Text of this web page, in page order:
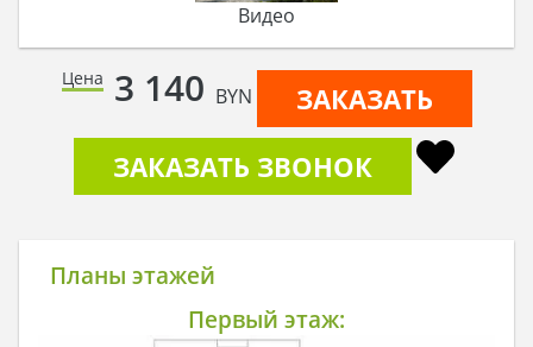
Видео
Цена 3 140 BYN
ЗАКАЗАТЬ
ЗАКАЗАТЬ ЗВОНОК
Планы этажей
Первый этаж: